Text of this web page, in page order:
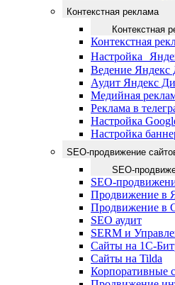
Контекстная реклама
Контекстная
Контекстная
Настройка
Ведение Яндекс
Аудит Яндекс
Медийная
Реклама в
Настройка
Настройка
SEO-продвижение
SEO-
SEO-
Продвижение в
Продвижение в
SEO аудит
SERM и
Сайты на 1С-
Сайты на Tilda
Корпоративные